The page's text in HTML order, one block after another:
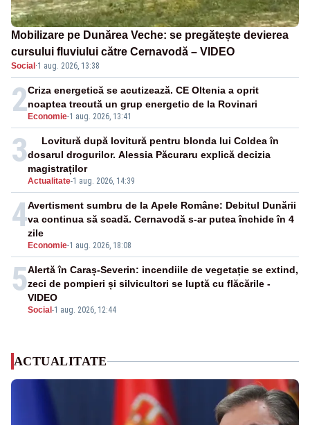
Mobilizare pe Dunărea Veche: se pregătește devierea
cursului fluviului către Cernavodă – VIDEO
Social ·1 aug. 2026, 13:38
2 Economie-1 aug. 2026, 13:41
Criza energetică se acutizează. CE Oltenia a oprit
noaptea trecută un grup energetic de la Rovinari
3
Actualitate-1 aug. 2026, 14:39
Lovitură după lovitură pentru blonda lui Coldea în
dosarul drogurilor. Alessia Păcuraru explică decizia
magistraților
4
Economie-1 aug. 2026, 18:08
Avertisment sumbru de la Apele Române: Debitul Dunării
va continua să scadă. Cernavodă s-ar putea închide în 4
zile
5
Social -1 aug. 2026, 12:44
Alertă în Caraș-Severin: incendiile de vegetație se extind,
zeci de pompieri și silvicultori se luptă cu flăcările -
VIDEO
ACTUALITATE